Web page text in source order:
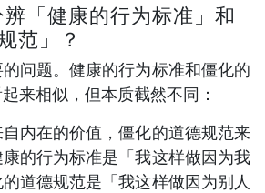
「健康的行为标准」和
范」？
问题。健康的行为标准和僵化的
来相似，但本质截然不同：
内在的价值，僵化的道德规范来
的行为标准是「我这样做因为我
道德规范是「我这样做因为别人